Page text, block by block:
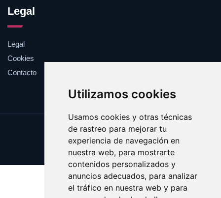
Utilizamos cookies
Usamos cookies y otras técnicas
de rastreo para mejorar tu
experiencia de navegación en
nuestra web, para mostrarte
contenidos personalizados y
anuncios adecuados, para analizar
el tráfico en nuestra web y para
Legal
Legal
Cookies
Contacto
Update cookies preferences
Copyright © 2025 illa.es